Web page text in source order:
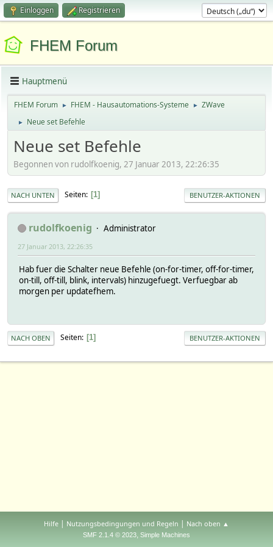
Einloggen Registrieren
FHEM Forum
Hauptmenü
FHEM Forum ► FHEM - Hausautomations-Systeme ► ZWave
► Neue set Befehle
Neue set Befehle
Begonnen von rudolfkoenig, 27 Januar 2013, 22:26:35
NACH UNTEN Seiten 1 BENUTZER-AKTIONEN
rudolfkoenig Administrator
27 Januar 2013, 22:26:35
Hab fuer die Schalter neue Befehle (on-for-timer, off-for-timer,
on-till, off-till, blink, intervals) hinzugefuegt. Verfuegbar ab
morgen per updatefhem.
NACH OBEN Seiten 1 BENUTZER-AKTIONEN
Hilfe | Nutzungsbedingungen und Regeln | Nach oben ▲
SMF 2.1.4 © 2023, Simple Machines